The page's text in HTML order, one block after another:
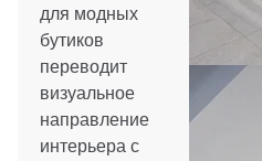
для модных
бутиков
переводит
визуальное
направление
интерьера с